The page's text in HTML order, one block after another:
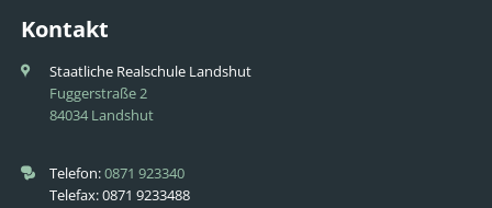
Kontakt
Staatliche Realschule Landshut
Fuggerstraße 2
84034 Landshut
Telefon:0871 923340
Telefax: 0871 9233488